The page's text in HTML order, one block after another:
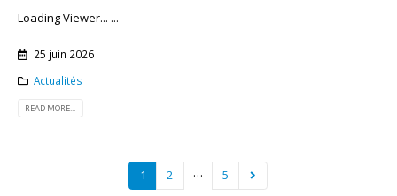
Loading Viewer... ...
25 juin 2026
Actualités
READ MORE...
1 2 … 5